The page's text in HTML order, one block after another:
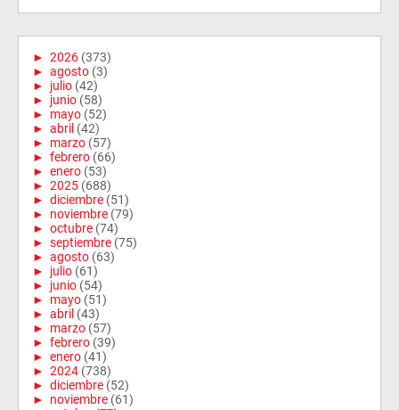
► 2026 (373)
► agosto (3)
► julio (42)
► junio (58)
► mayo (52)
► abril (42)
► marzo (57)
► febrero (66)
► enero (53)
► 2025 (688)
► diciembre (51)
► noviembre (79)
► octubre (74)
► septiembre (75)
► agosto (63)
► julio (61)
► junio (54)
► mayo (51)
► abril (43)
► marzo (57)
► febrero (39)
► enero (41)
► 2024 (738)
► diciembre (52)
► noviembre (61)